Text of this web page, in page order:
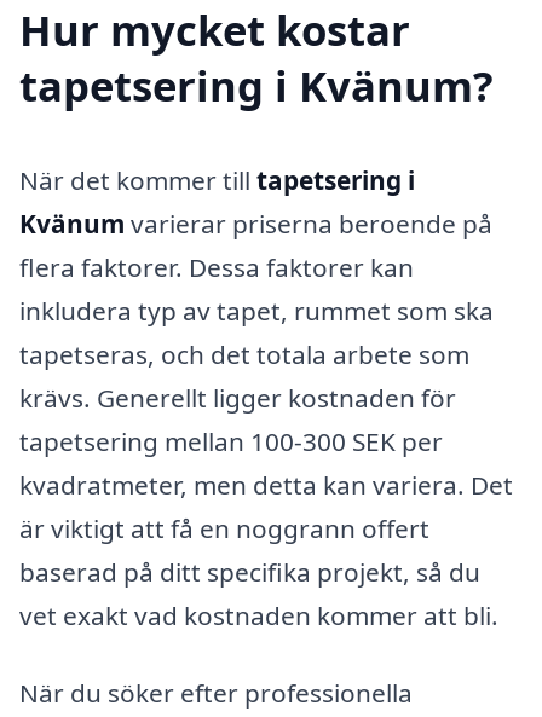
Hur mycket kostar
tapetsering i Kvänum?
När det kommer till tapetsering i
Kvänum varierar priserna beroende på
flera faktorer. Dessa faktorer kan
inkludera typ av tapet, rummet som ska
tapetseras, och det totala arbete som
krävs. Generellt ligger kostnaden för
tapetsering mellan 100-300 SEK per
kvadratmeter, men detta kan variera. Det
är viktigt att få en noggrann offert
baserad på ditt specifika projekt, så du
vet exakt vad kostnaden kommer att bli.
När du söker efter professionella